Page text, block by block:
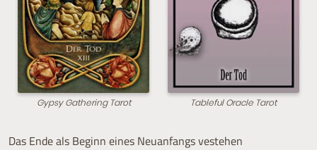
Gypsy Gathering Tarot Tableful Oracle Tarot
Das Ende als Beginn eines Neuanfangs vestehen